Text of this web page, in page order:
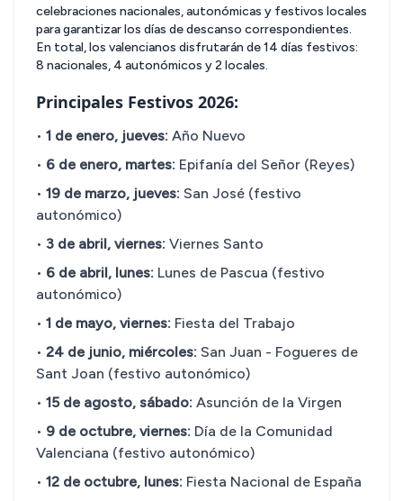
celebraciones nacionales, autonómicas y festivos locales
para garantizar los días de descanso correspondientes.
En total, los valencianos disfrutarán de 14 días festivos:
8 nacionales, 4 autonómicos y 2 locales.
Principales Festivos 2026:
• 1 de enero, jueves: Año Nuevo
• 6 de enero, martes: Epifanía del Señor (Reyes)
• 19 de marzo, jueves: San José (festivo
autonómico)
• 3 de abril, viernes: Viernes Santo
• 6 de abril, lunes: Lunes de Pascua (festivo
autonómico)
• 1 de mayo, viernes: Fiesta del Trabajo
• 24 de junio, miércoles: San Juan - Fogueres de
Sant Joan (festivo autonómico)
• 15 de agosto, sábado: Asunción de la Virgen
• 9 de octubre, viernes: Día de la Comunidad
Valenciana (festivo autonómico)
• 12 de octubre, lunes: Fiesta Nacional de España